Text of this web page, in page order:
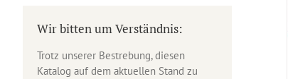
Wir bitten um Verständnis:
Trotz unserer Bestrebung, diesen
Katalog auf dem aktuellen Stand zu